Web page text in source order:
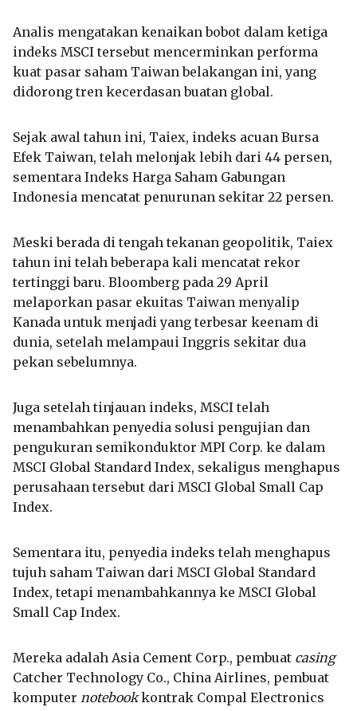
Analis mengatakan kenaikan bobot dalam ketiga
indeks MSCI tersebut mencerminkan performa
kuat pasar saham Taiwan belakangan ini, yang
didorong tren kecerdasan buatan global.
Sejak awal tahun ini, Taiex, indeks acuan Bursa
Efek Taiwan, telah melonjak lebih dari 44 persen,
sementara Indeks Harga Saham Gabungan
Indonesia mencatat penurunan sekitar 22 persen.
Meski berada di tengah tekanan geopolitik, Taiex
tahun ini telah beberapa kali mencatat rekor
tertinggi baru. Bloomberg pada 29 April
melaporkan pasar ekuitas Taiwan menyalip
Kanada untuk menjadi yang terbesar keenam di
dunia, setelah melampaui Inggris sekitar dua
pekan sebelumnya.
Juga setelah tinjauan indeks, MSCI telah
menambahkan penyedia solusi pengujian dan
pengukuran semikonduktor MPI Corp. ke dalam
MSCI Global Standard Index, sekaligus menghapus
perusahaan tersebut dari MSCI Global Small Cap
Index.
Sementara itu, penyedia indeks telah menghapus
tujuh saham Taiwan dari MSCI Global Standard
Index, tetapi menambahkannya ke MSCI Global
Small Cap Index.
Mereka adalah Asia Cement Corp., pembuat casing
Catcher Technology Co., China Airlines, pembuat
komputer notebookkontrak Compal Electronics